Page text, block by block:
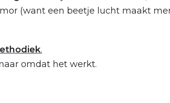
(want een beetje lucht maakt
.
omdat het werkt.